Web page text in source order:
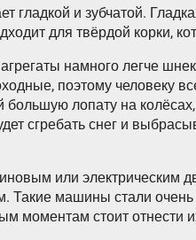
гладкой и зубчатой.
для твёрдой корки,
намного легче
поэтому человеку
лопату на
сгребать снег и
или электрическим
Такие машины стали очень
моментам стоит отнести